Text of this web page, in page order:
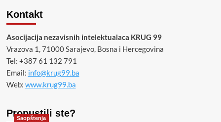
Kontakt
Asocijacija nezavisnih intelektualaca KRUG 99
Vrazova 1, 71000 Sarajevo, Bosna i Hercegovina
Tel: +387 61 132 791
Email: info@krug99.ba
Web: www.krug99.ba
Propustili ste?
Saopštenja